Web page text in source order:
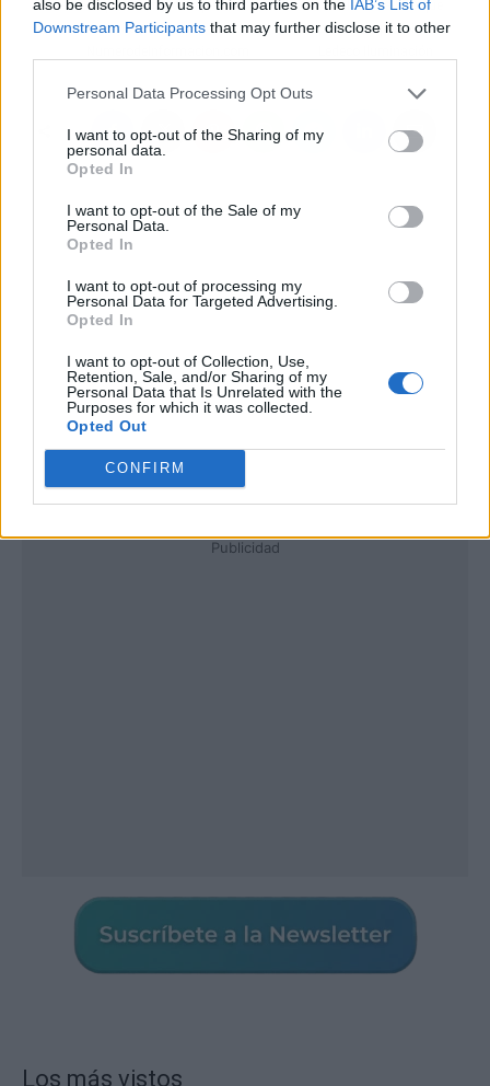
also be disclosed by us to third parties on the IAB’s List of
Downstream Participants that may further disclose it to other
Personal Data Processing Opt Outs
I want to opt-out of the Sharing of my
personal data.
Opted In
I want to opt-out of the Sale of my
Personal Data.
Opted In
I want to opt-out of processing my
Personal Data for Targeted Advertising.
Opted In
I want to opt-out of Collection, Use,
Retention, Sale, and/or Sharing of my
Personal Data that Is Unrelated with the
Purposes for which it was collected.
Opted Out
CONFIRM
empresas, todo lo que se
necesita saber en
ventiladores LED que
pone a disposición
Publicidad
Los más vistos